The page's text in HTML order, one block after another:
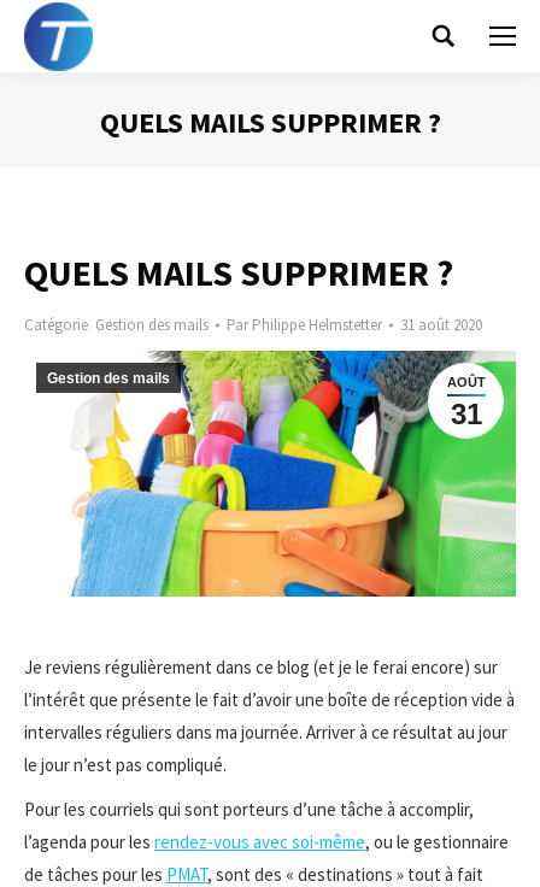
Search:
QUELS MAILS SUPPRIMER ?
QUELS MAILS SUPPRIMER ?
Catégorie Gestion des mails ParPhilippe Helmstetter 31 août 2020
AOÛT
31
Gestion des mails
Je reviens régulièrement dans ce blog (et je le ferai encore) sur
l’intérêt que présente le fait d’avoir une boîte de réception vide à
intervalles réguliers dans ma journée. Arriver à ce résultat au jour
le jour n’est pas compliqué.
Pour les courriels qui sont porteurs d’une tâche à accomplir,
l’agenda pour les rendez-vous avec soi-même, ou le gestionnaire
de tâches pour les PMAT, sont des « destinations » tout à fait